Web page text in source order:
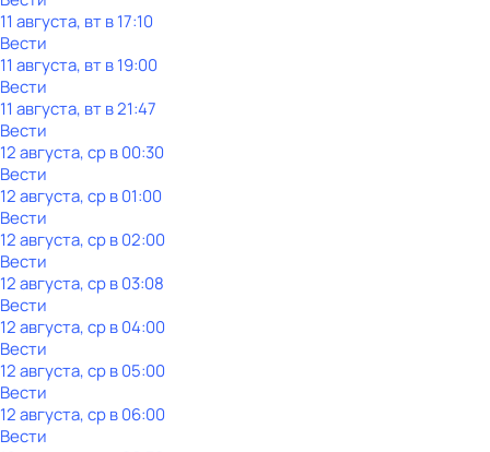
11 августа, вт в 17:10
Вести
11 августа, вт в 19:00
Вести
11 августа, вт в 21:47
Вести
12 августа, ср в 00:30
Вести
12 августа, ср в 01:00
Вести
12 августа, ср в 02:00
Вести
12 августа, ср в 03:08
Вести
12 августа, ср в 04:00
Вести
12 августа, ср в 05:00
Вести
12 августа, ср в 06:00
Вести